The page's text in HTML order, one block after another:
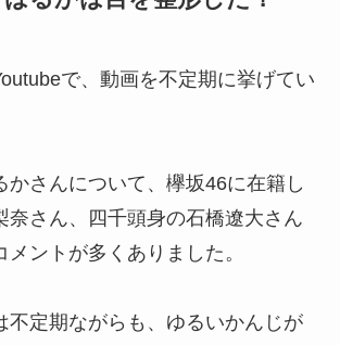
で、動画を不定期に挙げてい
かさんについて、欅坂46に在籍し
奈さん、四千頭身の石橋遼大さん
ントが多くありました。
不定期ながらも、ゆるいかんじが